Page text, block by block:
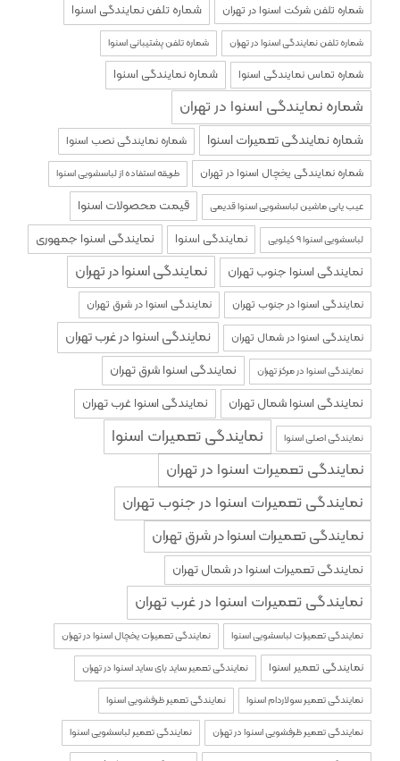
شماره تلفن شرکت اسنوا در تهران شماره تلفن نمایندگی اسنوا
شماره تلفن نمایندگی اسنوا در تهران شماره تلفن پشتیبانی اسنوا
شماره تماس نمایندگی اسنوا شماره نمایندگی اسنوا
شماره نمایندگی اسنوا در تهران
شماره نمایندگی تعمیرات اسنوا
شماره نمایندگی نصب اسنوا
شماره نمایندگی یخچال اسنوا در تهران
طریقه استفاده از لباسشویی اسنوا
عیب یابی ماشین لباسشویی اسنوا قدیمی قیمت محصولات اسنوا
لباسشویی اسنوا ۹ کیلویی نمایندگی اسنوا
نمایندگی اسنوا جمهوری
نمایندگی اسنوا جنوب تهران
نمایندگی اسنوا در تهران
نمایندگی اسنوا در جنوب تهران نمایندگی اسنوا در شرق تهران
نمایندگی اسنوا در شمال تهران نمایندگی اسنوا در غرب تهران
نمایندگی اسنوا در مرکز تهران
نمایندگی اسنوا شرق تهران
نمایندگی اسنوا شمال تهران
نمایندگی اسنوا غرب تهران
نمایندگی اصلی اسنوا نمایندگی تعمیرات اسنوا
نمایندگی تعمیرات اسنوا در تهران
نمایندگی تعمیرات اسنوا در جنوب تهران
نمایندگی تعمیرات اسنوا در شرق تهران
نمایندگی تعمیرات اسنوا در شمال تهران
نمایندگی تعمیرات اسنوا در غرب تهران
نمایندگی تعمیرات لباسشویی اسنوا نمایندگی تعمیرات یخچال اسنوا در تهران
نمایندگی تعمیر اسنوا نمایندگی تعمیر ساید بای ساید اسنوا در تهران
نمایندگی تعمیر سولاردام اسنوا نمایندگی تعمیر ظرفشویی اسنوا
نمایندگی تعمیر ظرفشویی اسنوا در تهران نمایندگی تعمیر لباسشویی اسنوا